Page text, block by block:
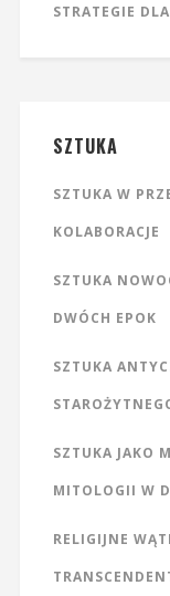
STRATEGIE
SZTUKA
SZTUKA W
KOLABORACJE
SZTUKA
DWÓCH EPOK
SZTUKA
SZTUKA JAKO
MITOLOGII W
RELIGIJNE